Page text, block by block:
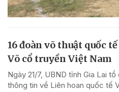
16 đoàn võ thuật quốc
Võ cổ truyền Việt Nam
Ngày 21/7, UBND tỉnh Gia Lai
thông tin về Liên hoan quốc tế